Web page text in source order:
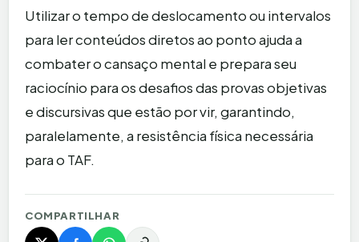
Utilizar o tempo de deslocamento ou intervalos
para ler conteúdos diretos ao ponto ajuda a
combater o cansaço mental e prepara seu
raciocínio para os desafios das provas objetivas
e discursivas que estão por vir, garantindo,
paralelamente, a resistência física necessária
para o TAF.
COMPARTILHAR